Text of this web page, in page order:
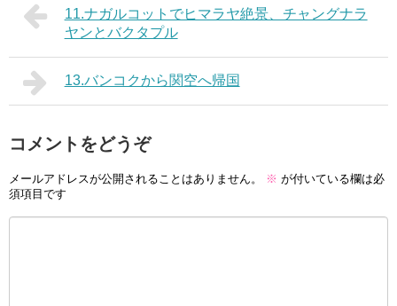
11.ナガルコットでヒマラヤ絶景、チャングナラ
ヤンとバクタプル
13.バンコクから関空へ帰国
コメントをどうぞ
メールアドレスが公開されることはありません。 ※ が付いている欄は必
須項目です